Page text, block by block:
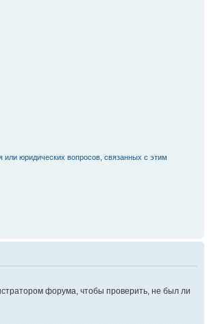
или юридических вопросов, связанных с этим
форума, чтобы проверить, не был ли